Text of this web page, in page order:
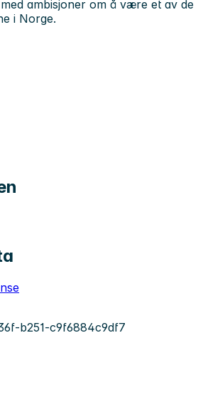
ambisjoner om å være et av de
i Norge.
b251-c9f6884c9df7